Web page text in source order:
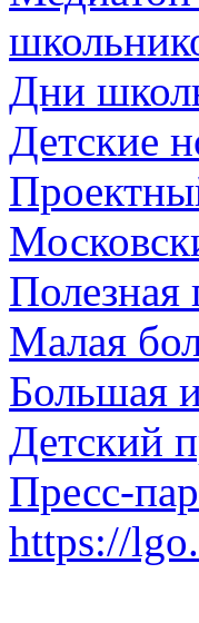
Дни
Детские
Полезная
Малая
Большая
Детский
Пресс-
https://